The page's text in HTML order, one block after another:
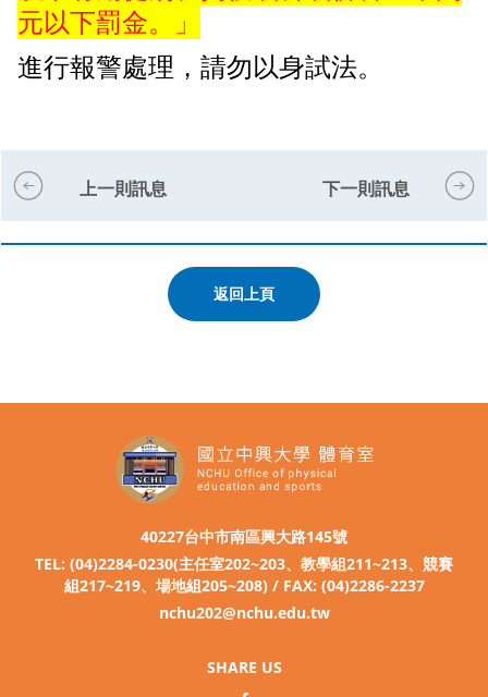
元以下罰金。」
進行報警處理，請勿以身試法。
上一則訊息 下一則訊息
返回上頁
40227台中市南區興大路145號
TEL: (04)2284-0230(主任室202~203、教學組211~213、競賽
組217~219、場地組205~208) / FAX: (04)2286-2237
nchu202@nchu.edu.tw
SHARE US